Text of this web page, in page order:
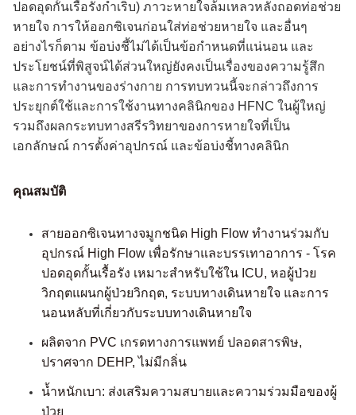
ปอดอุดกั้นเรื้อรังกำเริบ) ภาวะหายใจล้มเหลวหลังถอดท่อช่วย
หายใจ การให้ออกซิเจนก่อนใส่ท่อช่วยหายใจ และอื่นๆ
อย่างไรก็ตาม ข้อบ่งชี้ไม่ได้เป็นข้อกำหนดที่แน่นอน และ
ประโยชน์ที่พิสูจน์ได้ส่วนใหญ่ยังคงเป็นเรื่องของความรู้สึก
และการทำงานของร่างกาย การทบทวนนี้จะกล่าวถึงการ
ประยุกต์ใช้และการใช้งานทางคลินิกของ HFNC ในผู้ใหญ่
รวมถึงผลกระทบทางสรีรวิทยาของการหายใจที่เป็น
เอกลักษณ์ การตั้งค่าอุปกรณ์ และข้อบ่งชี้ทางคลินิก
คุณสมบัติ
สายออกซิเจนทางจมูกชนิด High Flow ทำงานร่วมกับ
อุปกรณ์ High Flow เพื่อรักษาและบรรเทาอาการ - โรค
ปอดอุดกั้นเรื้อรัง เหมาะสำหรับใช้ใน ICU, หอผู้ป่วย
วิกฤตแผนกผู้ป่วยวิกฤต, ระบบทางเดินหายใจ และการ
นอนหลับที่เกี่ยวกับระบบทางเดินหายใจ
ผลิตจาก PVC เกรดทางการแพทย์ ปลอดสารพิษ,
ปราศจาก DEHP, ไม่มีกลิ่น
น้ำหนักเบา: ส่งเสริมความสบายและความร่วมมือของผู้
ป่วย